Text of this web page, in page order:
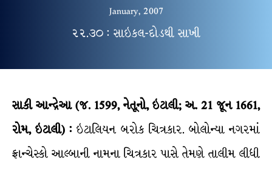
January, 2007
૨૨.૩૦ : સાઇકલ-દોડથી સાખી
સાકી આન્દ્રેઆ(જ. 1599,નેતૂનો,ઇટાલી; અ. 21 જૂન 1661,
રોમ,ઇટાલી) : ઇટાલિયન બરોક ચિત્રકાર. બોલોન્યા નગરમાં
ફ્રાન્ચેસ્કો આલ્બાની નામના ચિત્રકાર પાસે તેમણે તાલીમ લીધી